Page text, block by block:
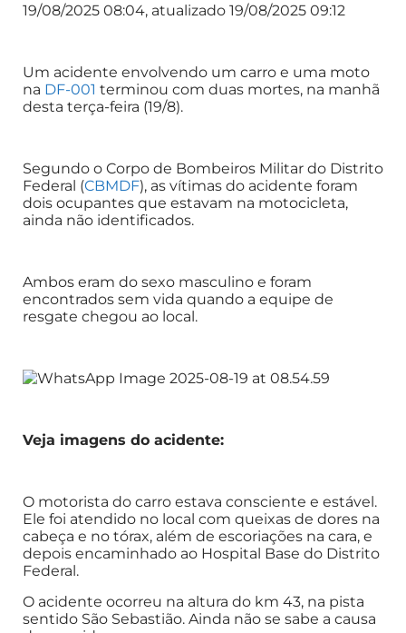
19/08/2025 08:04, atualizado 19/08/2025 09:12
Um acidente envolvendo um carro e uma moto
na DF-001 terminou com duas mortes, na manhã
desta terça-feira (19/8).
Segundo o Corpo de Bombeiros Militar do Distrito
Federal (CBMDF), as vítimas do acidente foram
dois ocupantes que estavam na motocicleta,
ainda não identificados.
Ambos eram do sexo masculino e foram
encontrados sem vida quando a equipe de
resgate chegou ao local.
Veja imagens do acidente:
O motorista do carro estava consciente e estável.
Ele foi atendido no local com queixas de dores na
cabeça e no tórax, além de escoriações na cara, e
depois encaminhado ao Hospital Base do Distrito
Federal.
O acidente ocorreu na altura do km 43, na pista
sentido São Sebastião. Ainda não se sabe a causa